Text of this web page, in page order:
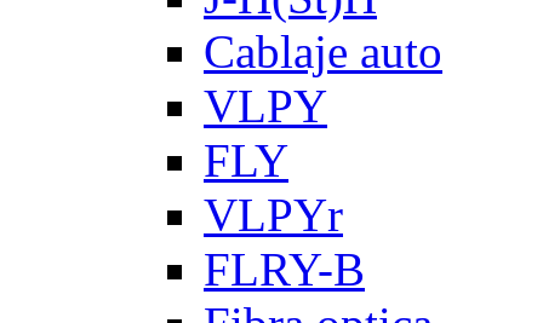
Cablaje auto
VLPY
FLY
VLPYr
FLRY-B